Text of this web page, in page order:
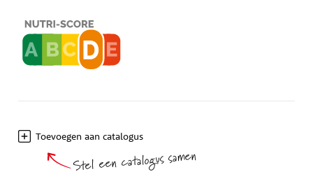
Toevoegen aan catalogus
Stel een catalogus samen